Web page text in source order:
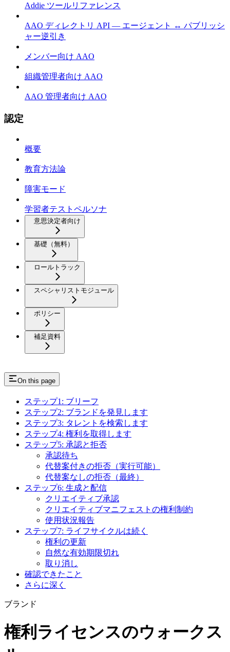
Addie ツールリファレンス
AAO ディレクトリ API — エージェント ↔ パブリッシ
ャー逆引き
メンバー向け AAO
組織管理者向け AAO
AAO 管理者向け AAO
認定
概要
教育方法論
障害モード
学習者テストペルソナ
意思決定者向け
基礎（無料）
ロールトラック
スペシャリストモジュール
ポリシー
補足資料
On this page
ステップ1: ブリーフ
ステップ2: ブランドを発見します
ステップ3: タレントを検索します
ステップ4: 権利を取得します
ステップ5: 承認と拒否
承認待ち
代替案付きの拒否（実行可能）
代替案なしの拒否（最終）
ステップ6: 生成と配信
クリエイティブ承認
クリエイティブマニフェストの権利制約
使用状況報告
ステップ7: ライフサイクルは続く
権利の更新
自然な有効期限切れ
取り消し
確認できたこと
さらに深く
ブランド
権利ライセンスのウォークス